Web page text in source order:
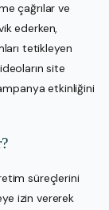
çağrılar ve
ederken,
tetikleyen
site
etkinliğini
süreçlerini
izin vererek